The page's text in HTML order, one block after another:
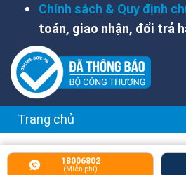
18006802
(Miễn phí)
Chính sách & Quy định
toán, giao nhận, đổi trả
Trang chủ